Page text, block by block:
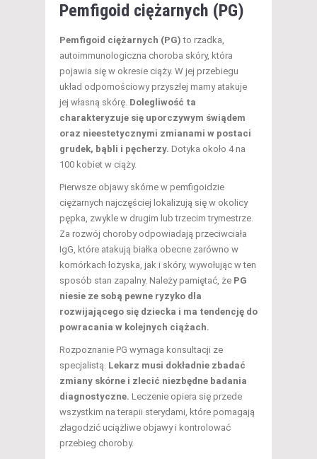
Pemfigoid ciężarnych (PG)
Pemfigoid ciężarnych (PG) to rzadka,
autoimmunologiczna choroba skóry, która
pojawia się w okresie ciąży. W jej przebiegu
układ odpornościowy przyszłej mamy atakuje
jej własną skórę. Dolegliwość ta
charakteryzuje się uporczywym świądem
oraz nieestetycznymi zmianami w postaci
grudek, bąbli i pęcherzy. Dotyka około 4 na
100 kobiet w ciąży.
Pierwsze objawy skórne w pemfigoidzie
ciężarnych najczęściej lokalizują się w okolicy
pępka, zwykle w drugim lub trzecim trymestrze.
Za rozwój choroby odpowiadają przeciwciała
IgG, które atakują białka obecne zarówno w
komórkach łożyska, jak i skóry, wywołując w ten
sposób stan zapalny. Należy pamiętać, że PG
niesie ze sobą pewne ryzyko dla
rozwijającego się dziecka i ma tendencję do
powracania w kolejnych ciążach.
Rozpoznanie PG wymaga konsultacji ze
specjalistą. Lekarz musi dokładnie zbadać
zmiany skórne i zlecić niezbędne badania
diagnostyczne. Leczenie opiera się przede
wszystkim na terapii sterydami, które pomagają
złagodzić uciążliwe objawy i kontrolować
przebieg choroby.